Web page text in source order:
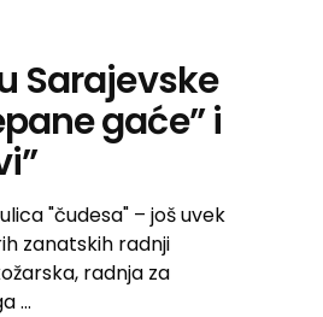
Sarajevske
gaće” i
"čudesa" – još uvek
zanatskih radnji
radnja za